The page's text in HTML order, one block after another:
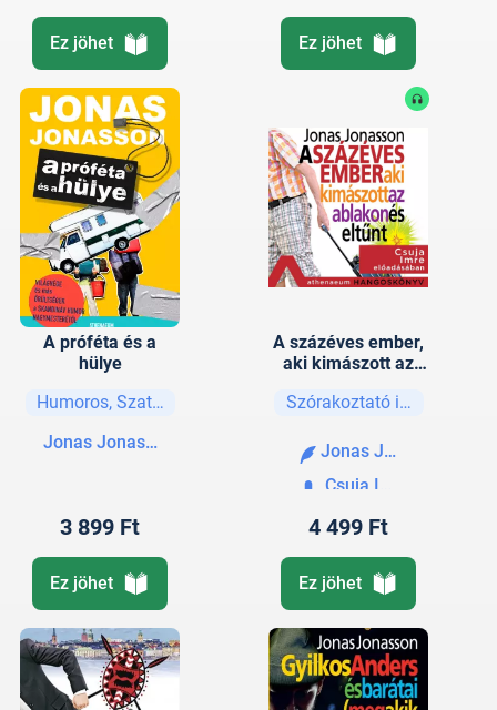
Ez jöhet Ez jöhet
A próféta és a
hülye
Humoros, Szatíra
Jonas Jonasson
3 899 Ft
Ez jöhet
A százéves ember,
aki kimászott az
Szórakoztató irodalom
Jonas Jonasson
Csuja Imre
4 499 Ft
Ez jöhet